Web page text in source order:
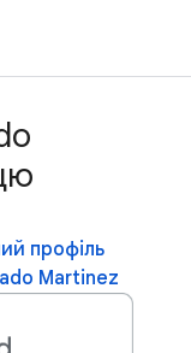
профіль
Martinez